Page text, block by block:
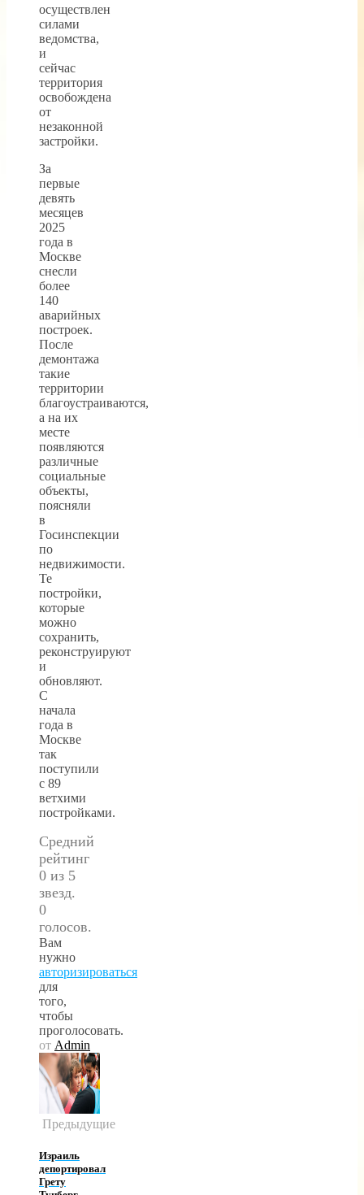
осуществлен
силами
ведомства,
и
сейчас
территория
освобождена
от
незаконной
застройки.
За
первые
девять
месяцев
2025
года в
Москве
снесли
более
140
аварийных
построек.
После
демонтажа
такие
территории
благоустраиваются,
а на их
месте
появляются
различные
социальные
объекты,
поясняли
в
Госинспекции
по
недвижимости.
Те
постройки,
которые
можно
сохранить,
реконструируют
и
обновляют.
С
начала
года в
Москве
так
поступили
с 89
ветхими
постройками.
Средний
рейтинг
0 из 5
звезд.
0
голосов.
Вам
нужно
авторизироваться
для
того,
чтобы
проголосовать.
от Admin
Предыдущие
Израиль
депортировал
Грету